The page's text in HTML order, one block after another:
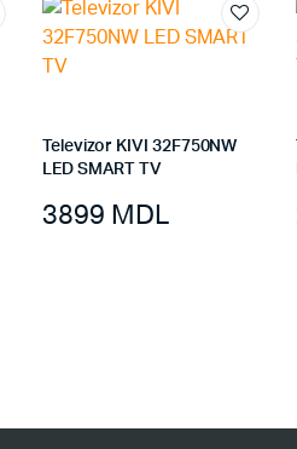
Televizor KIVI 32F750NW
LED SMART TV
3899 MDL